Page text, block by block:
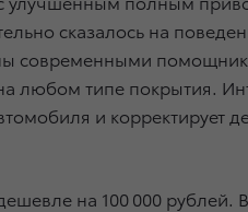
сказалось на
современными
любом типе покрытия.
и корректирует
на 100 000